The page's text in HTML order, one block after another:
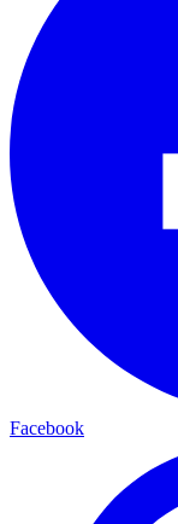
Facebook